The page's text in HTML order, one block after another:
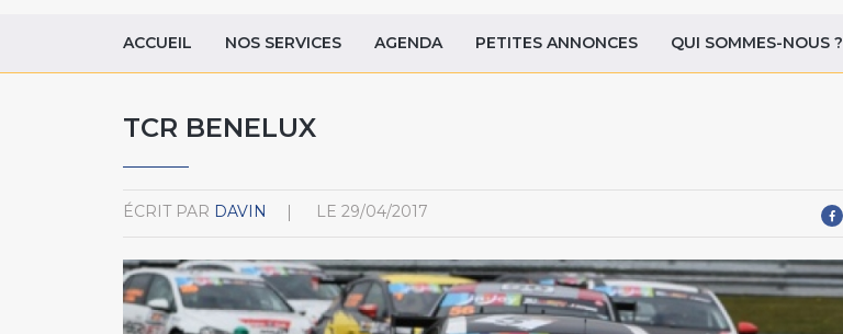
ACCUEIL NOS SERVICES AGENDA PETITES ANNONCES QUI SOMMES-NOUS ?
TCR BENELUX
ÉCRIT PAR DAVIN LE 29/04/2017